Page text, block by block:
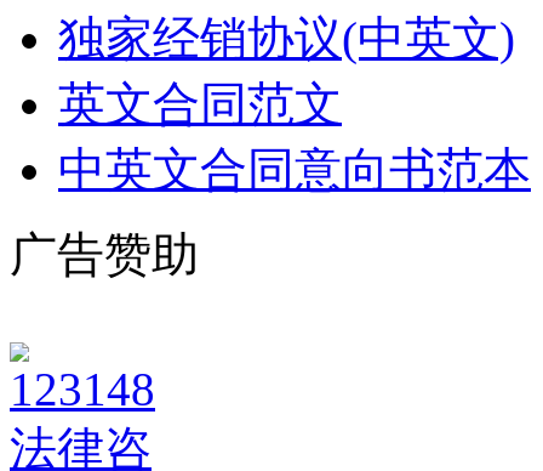
独家经销协议(中英文)
英文合同范文
中英文合同意向书范本
广告赞助